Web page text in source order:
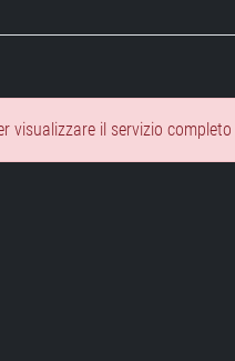
visualizzare il servizio completo